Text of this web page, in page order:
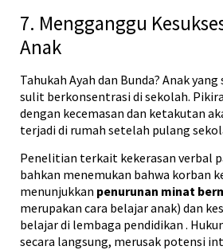
7. Mengganggu
Anak
Tahukah Ayah dan Bunda? Anak
sulit berkonsentrasi di sekolah.
dengan kecemasan dan ketakutan
terjadi di rumah setelah pulang
Penelitian terkait kekerasan verbal
bahkan menemukan bahwa korban
menunjukkan penurunan minat
merupakan cara belajar anak) dan
belajar di lembaga pendidikan .
secara langsung, merusak potensi